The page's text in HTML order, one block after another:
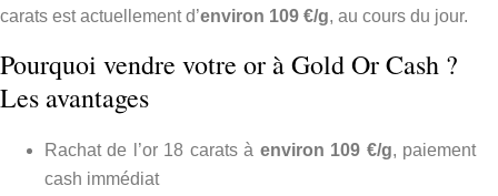
carats est actuellement d’environ 109 €/g, au cours du jour.
Pourquoi vendre votre or à Gold Or Cash ?
Les avantages
Rachat de l’or 18 carats à environ 109 €/g, paiement
cash immédiat